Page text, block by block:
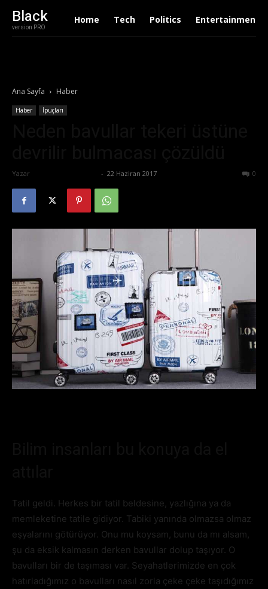
Black
version PRO
Home Tech Politics Entertainment
Ana Sayfa Haber
Haber İpuçları
Yazar - 22 Haziran 2017 0
Tatil geldi. Herkes bir tatil beldesine, yazlığına ya da
memleketine tatile gidiyor. Tabiki yanında olmazsa olmaz
eşyalarını götürüyor. Onu mu koysam, bunu da mı alsam,
şu da eksik kalmasın derken bavullar dolup taşıyor. O
bavulları bir de taşıması var. Seyahatlerimizde en çok
hatırladığımız o bavulları nasıl zorla çeke çeke taşıdığımız